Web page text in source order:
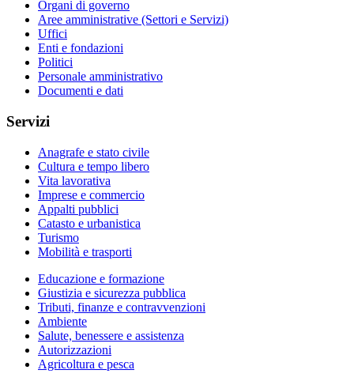
Organi di governo
Aree amministrative (Settori e Servizi)
Uffici
Enti e fondazioni
Politici
Personale amministrativo
Documenti e dati
Servizi
Anagrafe e stato civile
Cultura e tempo libero
Vita lavorativa
Imprese e commercio
Appalti pubblici
Catasto e urbanistica
Turismo
Mobilità e trasporti
Educazione e formazione
Giustizia e sicurezza pubblica
Tributi, finanze e contravvenzioni
Ambiente
Salute, benessere e assistenza
Autorizzazioni
Agricoltura e pesca